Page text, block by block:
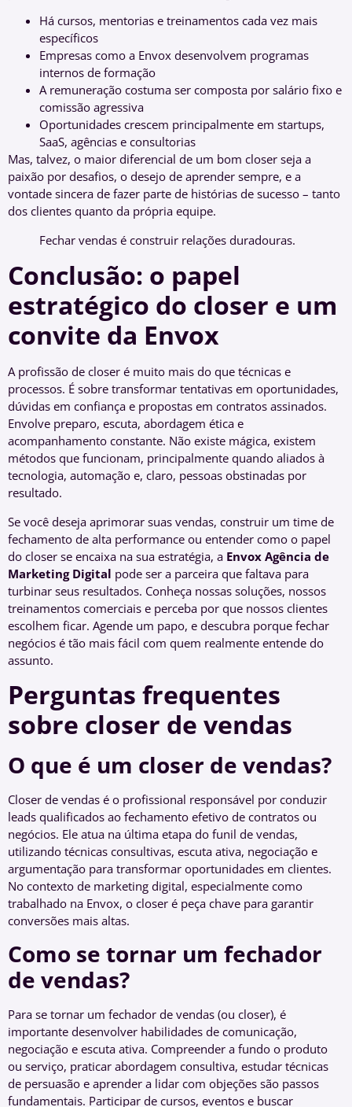
Há cursos, mentorias e treinamentos cada vez mais
específicos
Empresas como a Envox desenvolvem programas
internos de formação
A remuneração costuma ser composta por salário fixo e
comissão agressiva
Oportunidades crescem principalmente em startups,
SaaS, agências e consultorias
Mas, talvez, o maior diferencial de um bom closer seja a
paixão por desafios, o desejo de aprender sempre, e a
vontade sincera de fazer parte de histórias de sucesso – tanto
dos clientes quanto da própria equipe.
Fechar vendas é construir relações duradouras.
Conclusão: o papel
estratégico do closer e um
convite da Envox
A profissão de closer é muito mais do que técnicas e
processos. É sobre transformar tentativas em oportunidades,
dúvidas em confiança e propostas em contratos assinados.
Envolve preparo, escuta, abordagem ética e
acompanhamento constante. Não existe mágica, existem
métodos que funcionam, principalmente quando aliados à
tecnologia, automação e, claro, pessoas obstinadas por
resultado.
Se você deseja aprimorar suas vendas, construir um time de
fechamento de alta performance ou entender como o papel
do closer se encaixa na sua estratégia, a Envox Agência de
Marketing Digital pode ser a parceira que faltava para
turbinar seus resultados. Conheça nossas soluções, nossos
treinamentos comerciais e perceba por que nossos clientes
escolhem ficar. Agende um papo, e descubra porque fechar
negócios é tão mais fácil com quem realmente entende do
assunto.
Perguntas frequentes
sobre closer de vendas
O que é um closer de vendas?
Closer de vendas é o profissional responsável por conduzir
leads qualificados ao fechamento efetivo de contratos ou
negócios. Ele atua na última etapa do funil de vendas,
utilizando técnicas consultivas, escuta ativa, negociação e
argumentação para transformar oportunidades em clientes.
No contexto de marketing digital, especialmente como
trabalhado na Envox, o closer é peça chave para garantir
conversões mais altas.
Como se tornar um fechador
de vendas?
Para se tornar um fechador de vendas (ou closer), é
importante desenvolver habilidades de comunicação,
negociação e escuta ativa. Compreender a fundo o produto
ou serviço, praticar abordagem consultiva, estudar técnicas
de persuasão e aprender a lidar com objeções são passos
fundamentais. Participar de cursos, eventos e buscar